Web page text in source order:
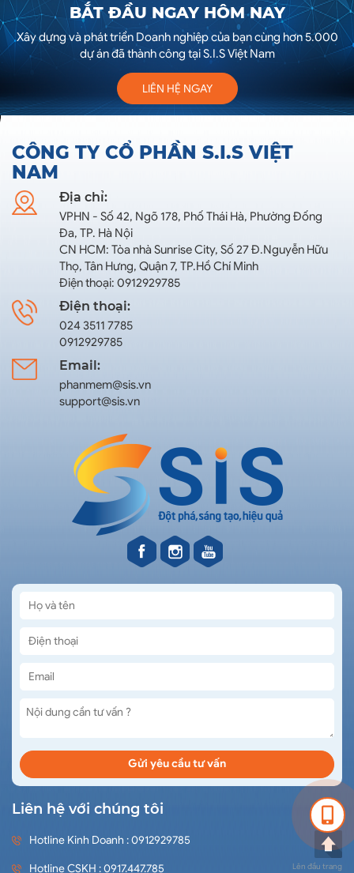
BẮT ĐẦU NGAY HÔM NAY
Xây dựng và phát triển Doanh nghiệp của bạn cùng hơn 5.000
dự án đã thành công tại S.I.S Việt Nam
LIÊN HỆ NGAY
CÔNG TY CỔ PHẦN S.I.S VIỆT
NAM
Địa chỉ:
VPHN - Số 42, Ngõ 178, Phố Thái Hà, Phường Đống
Đa, TP. Hà Nội
CN HCM: Tòa nhà Sunrise City, Số 27 Đ.Nguyễn Hữu
Thọ, Tân Hưng, Quận 7, TP.Hồ Chí Minh
Điện thoại: 0912929785
Điện thoại:
024 3511 7785
0912929785
Email:
phanmem@sis.vn
support@sis.vn
Liên hệ với chúng tôi
Hotline Kinh Doanh : 0912929785
Hotline CSKH : 0917.447.785 Lên đầu trang